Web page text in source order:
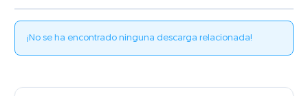
¡No se ha encontrado ninguna descarga relacionada!